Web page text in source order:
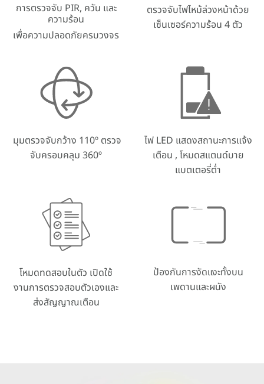
การตรวจจับ PIR, ควัน และ
ความร้อน
เพื่อความปลอดภัยครบวงจร
ตรวจจับไฟไหม้ล่วงหน้าด้วย
เซ็นเซอร์ความร้อน 4 ตัว
มุมตรวจจับกว้าง 110º ตรวจ
จับครอบคลุม 360º
ไฟ LED แสดงสถานะการแจ้ง
เตือน , โหมดสแตนด์บาย
แบตเตอรี่ต่ำ
โหมดทดสอบในตัว เปิดใช้
งานการตรวจสอบตัวเองและ
ส่งสัญญาณเตือน
ป้องกันการงัดแงะทั้งบน
เพดานและผนัง